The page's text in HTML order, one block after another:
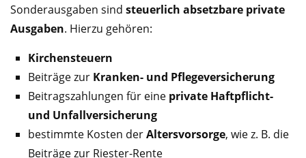
Sonderausgaben sind steuerlich absetzbare private
Ausgaben. Hierzu gehören:
Kirchensteuern
Beiträge zur Kranken- und Pflegeversicherung
Beitragszahlungen für eine private Haftpflicht-
und Unfallversicherung
bestimmte Kosten derAltersvorsorge, wie z. B. die
Beiträge zur Riester-Rente